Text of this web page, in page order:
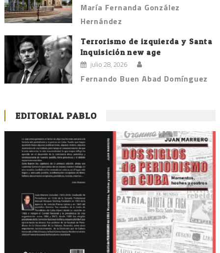
María Fernanda González
Hernández
Terrorismo de izquierda y Santa
Inquisición new age
julio 28, 2026
Fernando Buen Abad Domínguez
EDITORIAL PABLO